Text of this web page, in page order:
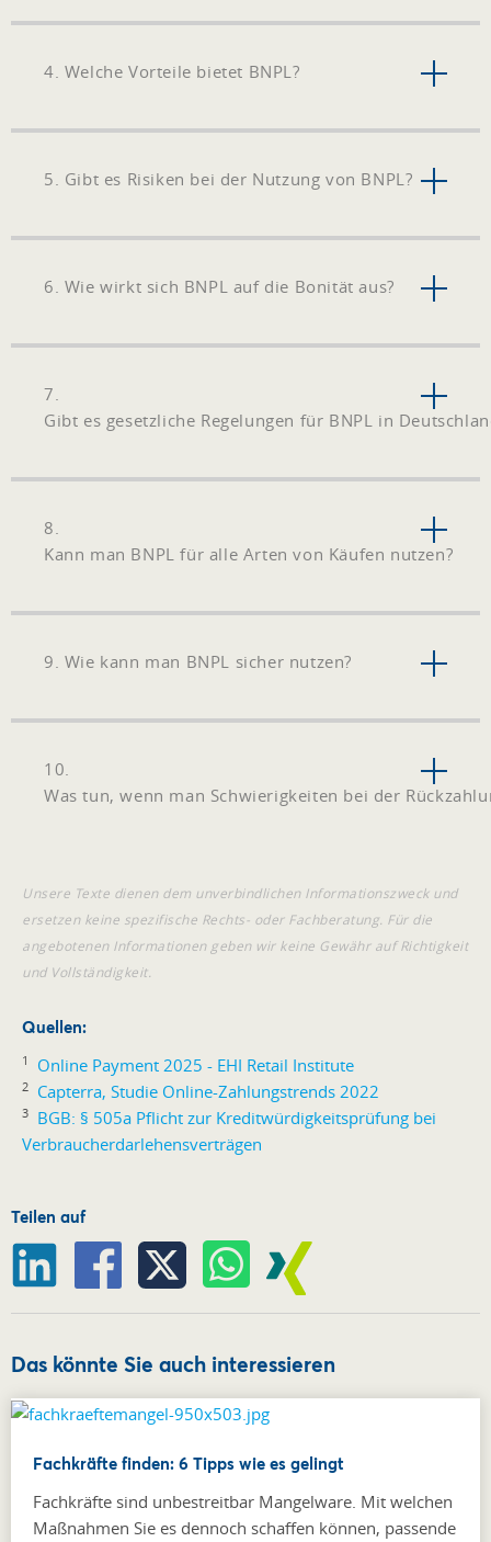
4. Welche Vorteile bietet BNPL?
5. Gibt es Risiken bei der Nutzung von BNPL?
6. Wie wirkt sich BNPL auf die Bonität aus?
7.
Gibt es gesetzliche Regelungen für BNPL in
8.
Kann man BNPL für alle Arten von Käufen nutzen?
9. Wie kann man BNPL sicher nutzen?
10.
Was tun, wenn man Schwierigkeiten bei der
Unsere Texte dienen dem unverbindlichen Informationszweck und
ersetzen keine spezifische Rechts- oder Fachberatung. Für die
angebotenen Informationen geben wir keine Gewähr auf Richtigkeit
und Vollständigkeit.
Quellen:
1 Online Payment 2025 - EHI Retail Institute
2 Capterra, Studie Online-Zahlungstrends 2022
3 BGB: § 505a Pflicht zur Kreditwürdigkeitsprüfung bei
Verbraucherdarlehensverträgen
Teilen auf
Das könnte Sie auch interessieren
Fachkräfte finden: 6 Tipps wie es gelingt
Fachkräfte sind unbestreitbar Mangelware. Mit welchen
Maßnahmen Sie es dennoch schaffen können, passende